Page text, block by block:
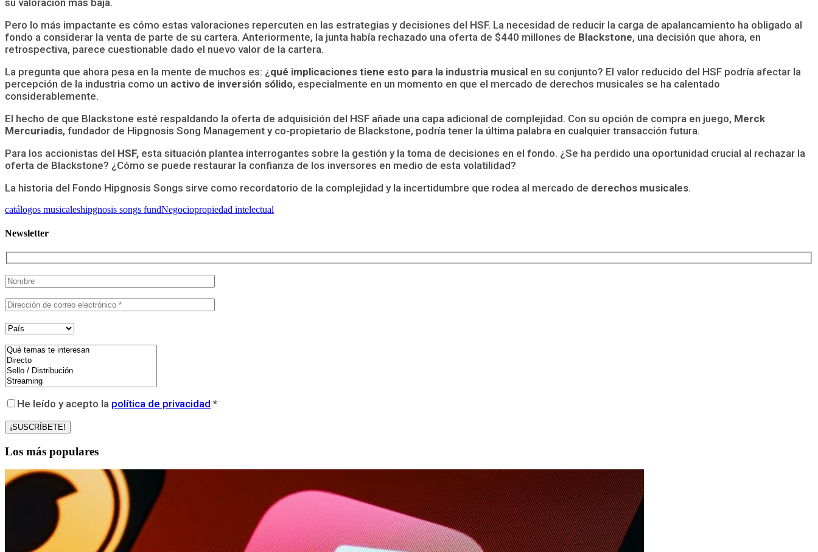
Pero lo más impactante es cómo estas valoraciones repercuten en las estrategias y decisiones del HSF. La necesidad de reducir la carga de apalancamiento ha obligado al
fondo a considerar la venta de parte de su cartera. Anteriormente, la junta había rechazado una oferta de $440 millones de Blackstone, una decisión que ahora, en
retrospectiva, parece cuestionable dado el nuevo valor de la cartera.
La pregunta que ahora pesa en la mente de muchos es: ¿ qué implicaciones tiene esto para la industria musical en su conjunto? El valor reducido del HSF podría afectar la
percepción de la industria como un activo de inversión sólido, especialmente en un momento en que el mercado de derechos musicales se ha calentado
considerablemente.
El hecho de que Blackstone esté respaldando la oferta de adquisición del HSF añade una capa adicional de complejidad. Con su opción de compra en juego, Merck
Mercuriadis, fundador de Hipgnosis Song Management y co-propietario de Blackstone, podría tener la última palabra en cualquier transacción futura.
Para los accionistas del HSF, esta situación plantea interrogantes sobre la gestión y la toma de decisiones en el fondo. ¿Se ha perdido una oportunidad crucial al rechazar la
oferta de Blackstone? ¿Cómo se puede restaurar la confianza de los inversores en medio de esta volatilidad?
La historia del Fondo Hipgnosis Songs sirve como recordatorio de la complejidad y la incertidumbre que rodea al mercado de derechos musicales.
catálogos musicaleshipgnosis songs fundNegociopropiedad intelectual
Newsletter
He leído y acepto la política de privacidad *
Los más populares